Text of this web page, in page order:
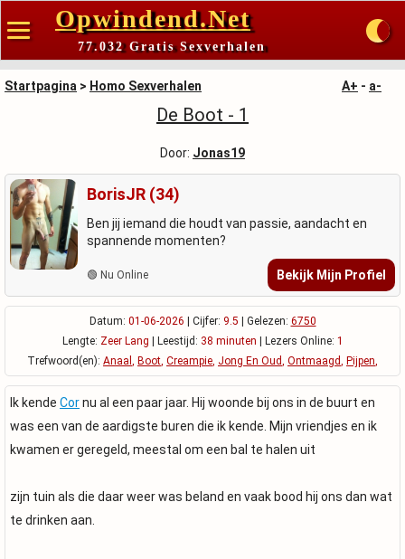
Opwindend.Net
77.032 Gratis Sexverhalen
Startpagina > Homo Sexverhalen A+ - a-
De Boot - 1
Door: Jonas19
BorisJR (34)
Ben jij iemand die houdt van passie, aandacht en
spannende momenten?
🟢 Nu Online Bekijk Mijn Profiel
Datum: 01-06-2026 | Cijfer: 9.5 | Gelezen: 6750
Lengte: Zeer Lang | Leestijd: 38 minuten | Lezers Online: 1
Trefwoord(en): Anaal , Boot, Creampie, Jong En Oud, Ontmaagd, Pijpen,
Ik kende Cornu al een paar jaar. Hij woonde bij ons in de buurt en
was een van de aardigste buren die ik kende. Mijn vriendjes en ik
kwamen er geregeld, meestal om een bal te halen uit
zijn tuin als die daar weer was beland en vaak bood hij ons dan wat
te drinken aan.